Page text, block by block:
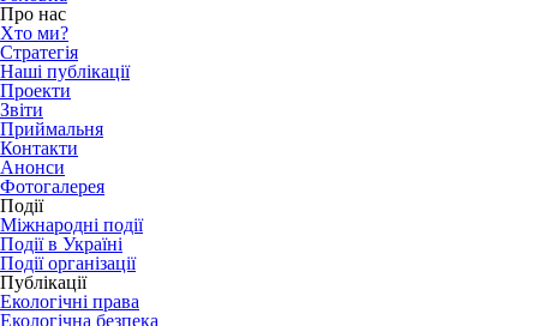
Про нас
Хто ми?
Стратегія
Наші публікації
Проекти
Звіти
Приймальня
Контакти
Анонси
Фотогалерея
Події
Міжнародні події
Події в Україні
Події організації
Публікації
Екологічні права
Екологічна безпека